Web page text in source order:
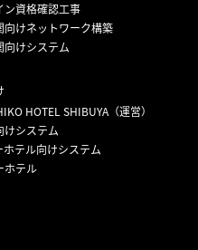
ン資格確認工事
向けネットワーク構築
向けシステム
HOTEL SHIBUYA（運営）
けシステム
ホテル向けシステム
ホテル